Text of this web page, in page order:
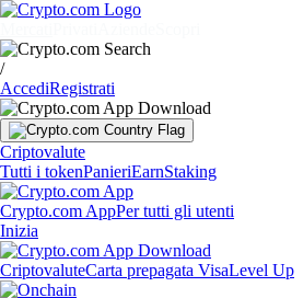
/
AccediRegistrati
Criptovalute
Tutti i tokenPanieriEarnStaking
Crypto.com AppPer tutti gli utenti
Inizia
CriptovaluteCarta prepagata VisaLevel Up